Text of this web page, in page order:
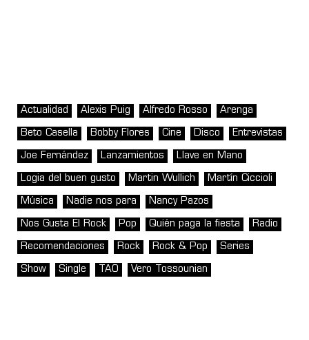
Actualidad Alexis Puig Alfredo Rosso Arenga
Beto Casella Bobby Flores Cine Disco Entrevistas
Joe Fernández Lanzamientos Llave en Mano
Logia del buen gusto Martin Wullich Martín Ciccioli
Música Nadie nos para Nancy Pazos
Nos Gusta El Rock Pop Quién paga la fiesta Radio
Recomendaciones Rock Rock & Pop Series
Show Single TAO Vero Tossounian